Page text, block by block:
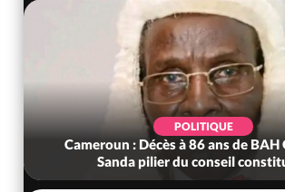
POLITIQUE
à 86 ans de BAH Oumarou
du conseil constituti...